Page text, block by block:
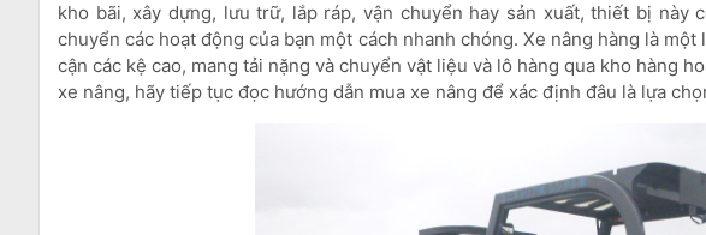
kho bãi, xây dựng, lưu trữ, lắp ráp, vận chuyển hay sản xuất, thiết bị
chuyển các hoạt động của bạn một cách nhanh chóng. Xe nâng hàng là
cận các kệ cao, mang tải nặng và chuyển vật liệu và lô hàng qua kho hàng
xe nâng, hãy tiếp tục đọc hướng dẫn mua xe nâng để xác định đâu là lựa